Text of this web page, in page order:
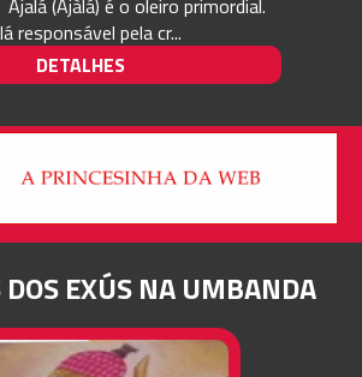
(Ájàlá) é o oleiro primordial.
responsável pela cr...
DETALHES
DOS EXÚS NA UMBANDA